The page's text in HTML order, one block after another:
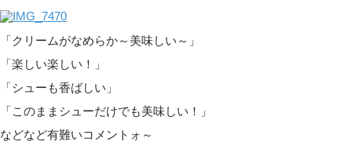
「クリームがなめらか～美味しい～」
「楽しい楽しい！」
「シューも香ばしい」
「このままシューだけでも美味しい！」
などなど有難いコメントォ～